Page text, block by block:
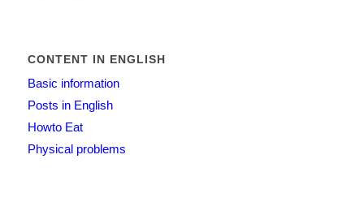
CONTENT IN ENGLISH
Basic information
Posts in English
Howto Eat
Physical problems